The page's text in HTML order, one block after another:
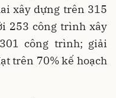
xây dựng trên 315
253 công trình xây
công trình; giải
trên 70% kế hoạch